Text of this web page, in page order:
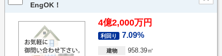
EngOK！
4億2,000万円
利回り 7.09%
建物 958.39㎡